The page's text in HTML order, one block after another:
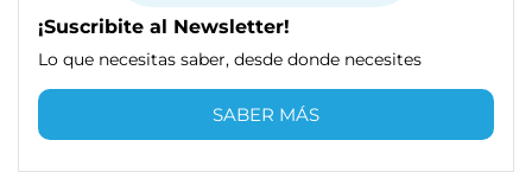
¡Suscribite al Newsletter!
Lo que necesitas saber, desde donde necesites
SABER MÁS